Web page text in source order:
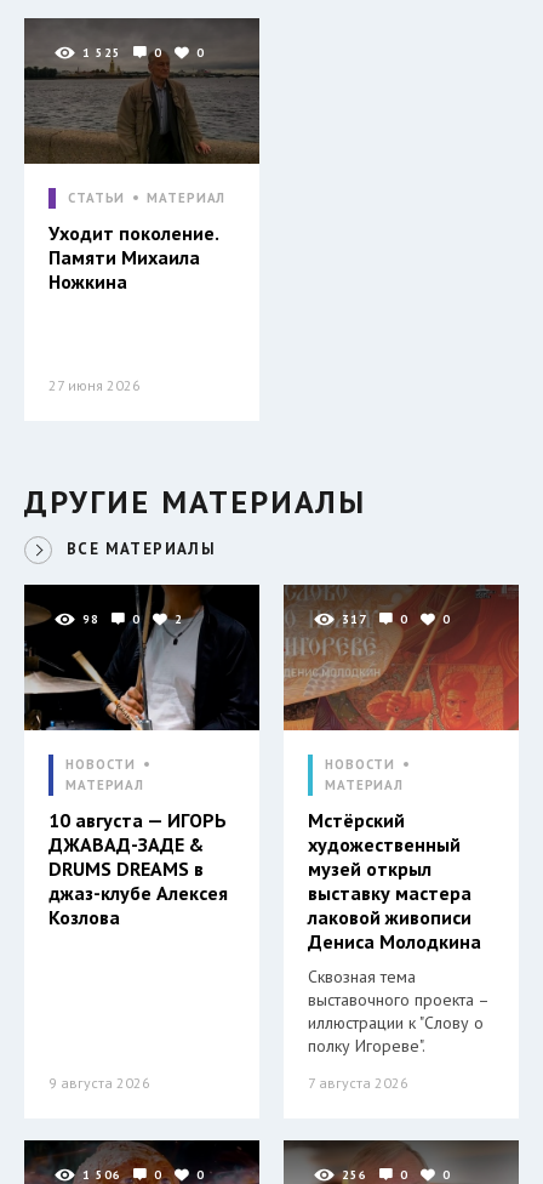
1 525 0 0
СТАТЬИ МАТЕРИАЛ
Уходит поколение.
Памяти Михаила
Ножкина
27 июня 2026
ДРУГИЕ МАТЕРИАЛЫ
ВСЕ МАТЕРИАЛЫ
98 0 2
НОВОСТИ
МАТЕРИАЛ
10 августа — ИГОРЬ
ДЖАВАД-ЗАДЕ &
DRUMS DREAMS в
джаз-клубе Алексея
Козлова
9 августа 2026
317 0 0
НОВОСТИ
МАТЕРИАЛ
Мстёрский
художественный
музей открыл
выставку мастера
лаковой живописи
Дениса Молодкина
Сквозная тема
выставочного проекта –
иллюстрации к "Слову о
полку Игореве".
7 августа 2026
1 506 0 0 256 0 0